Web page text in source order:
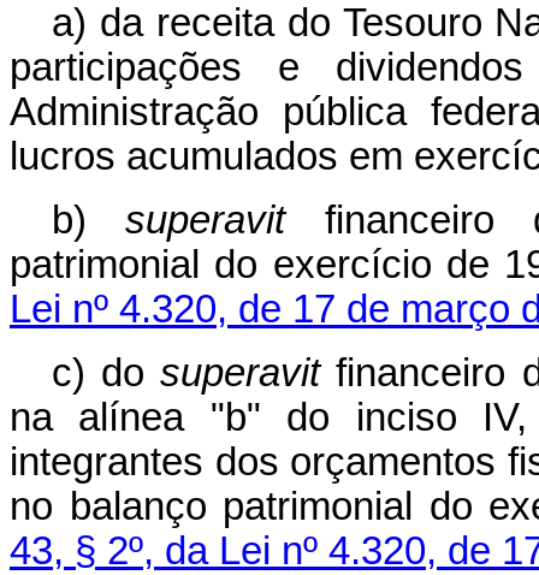
a) da receita do Tesouro
participações e
Administração pública
lucros acumulados em
b)superavitfinanceiro
patrimonial do exercício de
Lei nº 4.320, de 17 de março
c) do superavitfinanceiro
na alínea "b" do inciso
integrantes dos orçamentos
no balanço patrimonial do
43, § 2º, da Lei nº 4.320, de